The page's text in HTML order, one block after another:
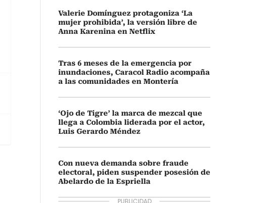
Valerie Domínguez protagoniza ‘La
mujer prohibida’, la versión libre de
Anna Karenina en Netflix
Tras 6 meses de la emergencia por
inundaciones, Caracol Radio acompaña
a las comunidades en Montería
‘Ojo de Tigre’ la marca de mezcal que
llega a Colombia liderada por el actor,
Luis Gerardo Méndez
Con nueva demanda sobre fraude
electoral, piden suspender posesión de
Abelardo de la Espriella